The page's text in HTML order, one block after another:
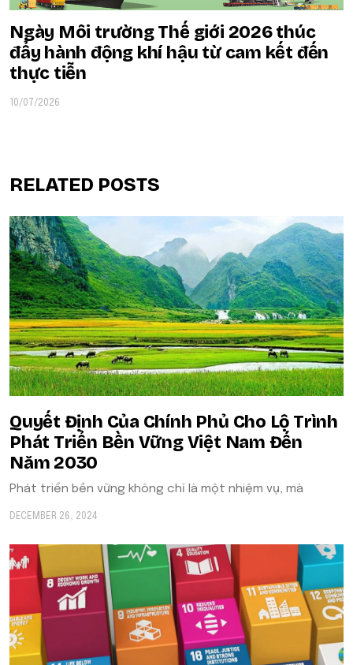
Ngày Môi trường Thế giới 2026 thúc
đẩy hành động khí hậu từ cam kết đến
thực tiễn
10/07/2026
RELATED POSTS
Quyết Định Của Chính Phủ Cho Lộ Trình
Phát Triển Bền Vững Việt Nam Đến
Năm 2030
Phát triển bền vững không chỉ là một nhiệm vụ, mà
DECEMBER 26, 2024